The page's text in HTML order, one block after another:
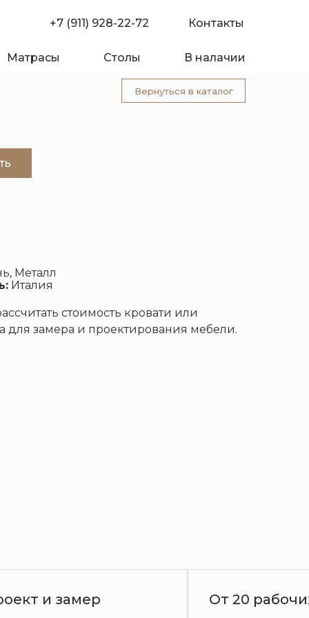
Матрасы Столы В налачии
Контакты
+7 (911) 928-22-72
Вернуться в каталог
Металл
Италия
стоимость кровати или
для замера и проектирования мебели.
рабочих дней Более 600